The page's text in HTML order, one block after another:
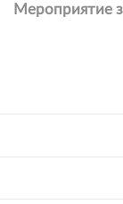
Мероприятие